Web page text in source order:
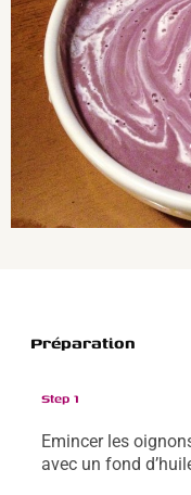
Préparation
Step 1
Emincer les
avec un fond